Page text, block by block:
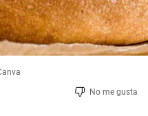
No me gusta